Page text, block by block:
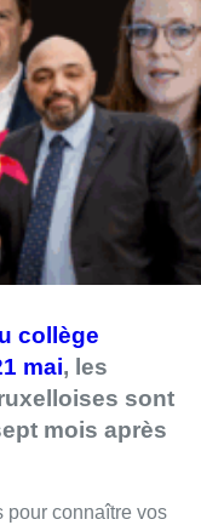
collège
mai, les
sont
mois après
pour connaître vos